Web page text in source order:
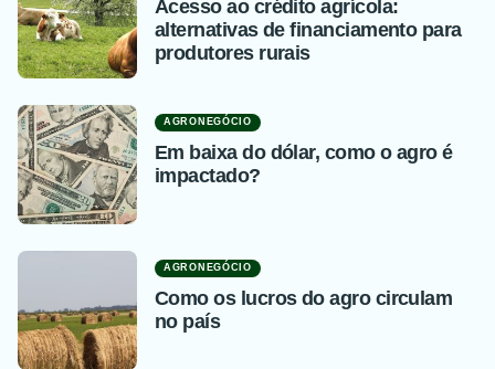
Acesso ao crédito agrícola:
alternativas de financiamento para
produtores rurais
AGRONEGÓCIO
Em baixa do dólar, como o agro é
impactado?
AGRONEGÓCIO
Como os lucros do agro circulam
no país